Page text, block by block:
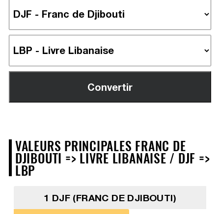
VALEURS PRINCIPALES FRANC DE
DJIBOUTI => LIVRE LIBANAISE / DJF =>
LBP
1 DJF (FRANC DE DJIBOUTI)